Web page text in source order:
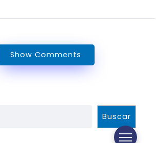
Show Comments
Buscar